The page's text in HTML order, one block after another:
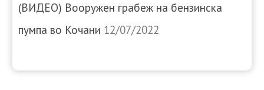
(ВИДЕО) Вооружен грабеж на бензинска
пумпа во Кочани 12/07/2022